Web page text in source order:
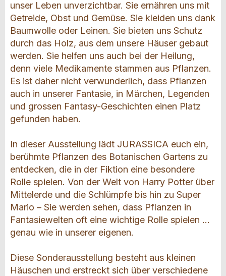
unser Leben unverzichtbar. Sie ernähren uns mit
Getreide, Obst und Gemüse. Sie kleiden uns dank
Baumwolle oder Leinen. Sie bieten uns Schutz
durch das Holz, aus dem unsere Häuser gebaut
werden. Sie helfen uns auch bei der Heilung,
denn viele Medikamente stammen aus Pflanzen.
Es ist daher nicht verwunderlich, dass Pflanzen
auch in unserer Fantasie, in Märchen, Legenden
und grossen Fantasy-Geschichten einen Platz
gefunden haben.
In dieser Ausstellung lädt JURASSICA euch ein,
berühmte Pflanzen des Botanischen Gartens zu
entdecken, die in der Fiktion eine besondere
Rolle spielen. Von der Welt von Harry Potter über
Mittelerde und die Schlümpfe bis hin zu Super
Mario – Sie werden sehen, dass Pflanzen in
Fantasiewelten oft eine wichtige Rolle spielen …
genau wie in unserer eigenen.
Diese Sonderausstellung besteht aus kleinen
Häuschen und erstreckt sich über verschiedene